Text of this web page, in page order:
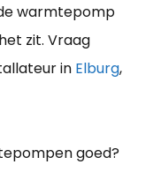
warmtepomp
zit. Vraag
in Elburg,
goed?